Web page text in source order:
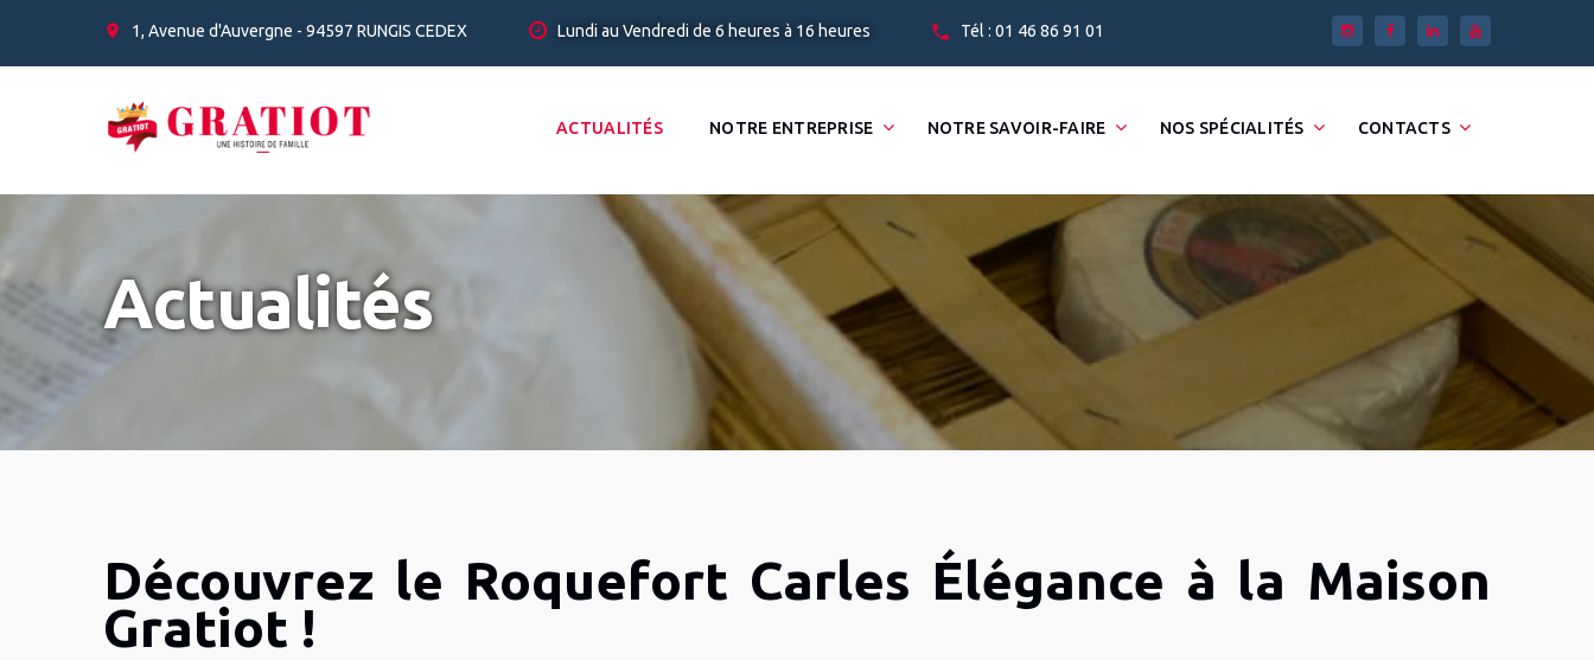
1, Avenue d'Auvergne - 94597 RUNGIS CEDEX Lundi au Vendredi de 6 heures à 16 heures Tél : 01 46 86 91 01
ACTUALITÉS NOTRE ENTREPRISE NOTRE SAVOIR-FAIRE NOS SPÉCIALITÉS CONTACTS
Actualités
Découvrez le Roquefort Carles Élégance à la Maison
Gratiot !